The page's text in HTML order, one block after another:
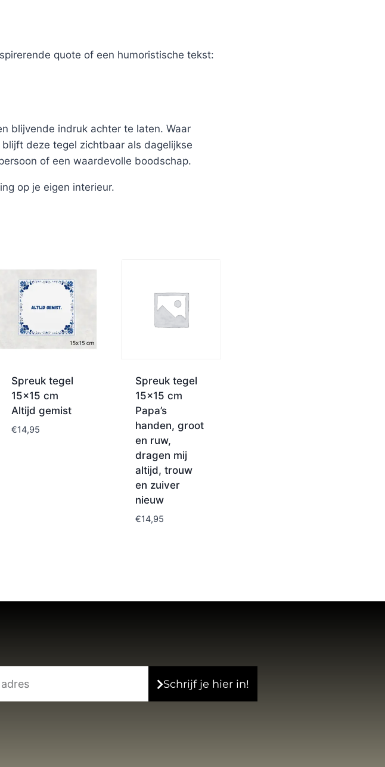
quote of een humoristische tekst:
blijvende indruk achter te laten. Waar
deze tegel zichtbaar als dagelijkse
of een waardevolle boodschap.
op je eigen interieur.
Spreuk tegel
15×15 cm
Altijd gemist
€14,95
Spreuk tegel
15×15 cm
Papa’s
handen, groot
en ruw,
dragen mij
altijd, trouw
en zuiver
nieuw
€14,95
Schrijf je hier in!